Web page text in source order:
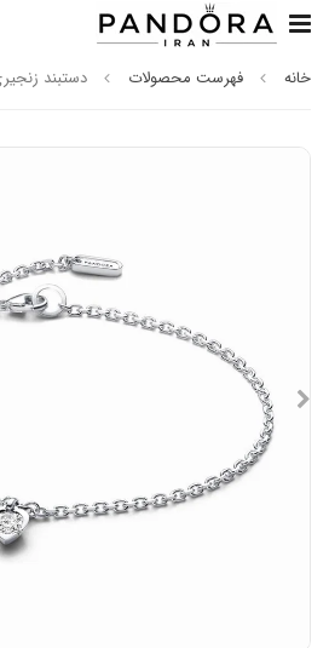
خانه فهرست محصولات دستبند زنجیری قلب